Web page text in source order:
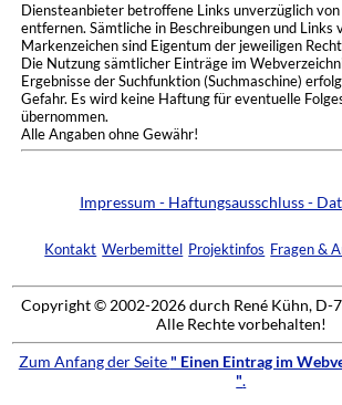
Diensteanbieter betroffene Links unverzüglich von
entfernen. Sämtliche in Beschreibungen und Links
Markenzeichen sind Eigentum der jeweiligen
Die Nutzung sämtlicher Einträge im
Ergebnisse der Suchfunktion (Suchmaschine)
Gefahr. Es wird keine Haftung für eventuelle
übernommen.
Alle Angaben ohne Gewähr!
Impressum - Haftungsausschluss -
Kontakt Werbemittel Projektinfos Fragen &
Copyright © 2002-2026 durch René Kühn, D-
Alle Rechte vorbehalten!
Zum Anfang der Seite " Einen Eintrag im
".